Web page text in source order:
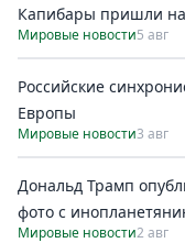
Капибары пришли на
Мировые новости5 авг
Российские
Европы
Мировые новости3 авг
Дональд Трамп
фото с
Мировые новости2 авг